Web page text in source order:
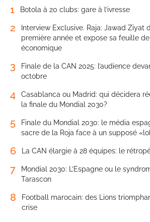
1 Botola à 20 clubs: gare à l’ivresse
2
Interview Exclusive. Raja: Jawad Ziyat
première année et expose sa feuille
économique
3
Finale de la CAN 2025: l’audience
octobre
4
Casablanca ou Madrid: qui décidera
la finale du Mondial 2030?
5
Finale du Mondial 2030: le média
sacre de la Roja face à un supposé
6 La CAN élargie à 28 équipes: le
7
Mondial 2030: L’Espagne ou le
Tarascon
8
Football marocain: des Lions
crise